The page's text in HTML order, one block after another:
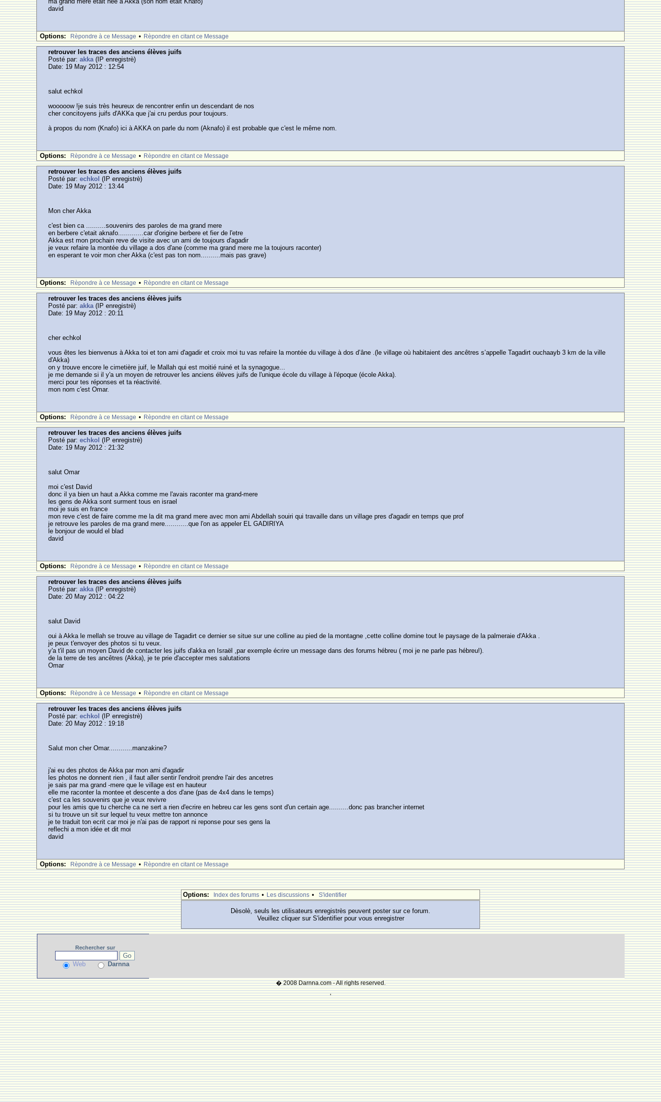
david
Options: Rèpondre à ce Message • Rèpondre en citant ce Message
retrouver les traces des anciens élèves juifs
Posté par:akka(IP enregistrè)
Date: 19 May 2012 : 12:54
salut echkol
wooooow !je suis très heureux de rencontrer enfin un descendant de nos
cher concitoyens juifs d'AKKa que j'ai cru perdus pour toujours.
à propos du nom (Knafo) ici à AKKA on parle du nom (Aknafo) il est probable que c'est le même nom.
Options: Rèpondre à ce Message • Rèpondre en citant ce Message
retrouver les traces des anciens élèves juifs
Posté par:echkol (IP enregistrè)
Date: 19 May 2012 : 13:44
Mon cher Akka
c'est bien ca ..........souvenirs des paroles de ma grand mere
en berbere c'etait aknafo.............car d'origine berbere et fier de l'etre
Akka est mon prochain reve de visite avec un ami de toujours d'agadir
je veux refaire la montée du village a dos d'ane (comme ma grand mere me la toujours raconter)
en esperant te voir mon cher Akka (c'est pas ton nom..........mais pas grave)
Options: Rèpondre à ce Message • Rèpondre en citant ce Message
retrouver les traces des anciens élèves juifs
Posté par:akka(IP enregistrè)
Date: 19 May 2012 : 20:11
cher echkol
vous êtes les bienvenus à Akka toi et ton ami d'agadir et croix moi tu vas refaire la montée du village à dos d’âne .(le village où habitaient des ancêtres s’appelle Tagadirt ouchaayb 3 km de la ville
d'Akka)
on y trouve encore le cimetière juif, le Mallah qui est moitié ruiné et la synagogue...
je me demande si il y'a un moyen de retrouver les anciens élèves juifs de l'unique école du village à l'époque (école Akka).
merci pour tes réponses et ta réactivité.
mon nom c'est Omar.
Options: Rèpondre à ce Message • Rèpondre en citant ce Message
retrouver les traces des anciens élèves juifs
Posté par:echkol (IP enregistrè)
Date: 19 May 2012 : 21:32
salut Omar
moi c'est David
donc il ya bien un haut a Akka comme me l'avais raconter ma grand-mere
les gens de Akka sont surment tous en israel
moi je suis en france
mon reve c'est de faire comme me la dit ma grand mere avec mon ami Abdellah souiri qui travaille dans un village pres d'agadir en temps que prof
je retrouve les paroles de ma grand mere............que l'on as appeler EL GADIRIYA
le bonjour de would el blad
david
Options: Rèpondre à ce Message • Rèpondre en citant ce Message
retrouver les traces des anciens élèves juifs
Posté par:akka(IP enregistrè)
Date: 20 May 2012 : 04:22
salut David
oui à Akka le mellah se trouve au village de Tagadirt ce dernier se situe sur une colline au pied de la montagne ,cette colline domine tout le paysage de la palmeraie d'Akka .
je peux t'envoyer des photos si tu veux.
y'a t'il pas un moyen David de contacter les juifs d'akka en Israël ,par exemple écrire un message dans des forums hébreu ( moi je ne parle pas hébreu!).
de la terre de tes ancêtres (Akka), je te prie d'accepter mes salutations
Omar
Options: Rèpondre à ce Message • Rèpondre en citant ce Message
retrouver les traces des anciens élèves juifs
Posté par:echkol (IP enregistrè)
Date: 20 May 2012 : 19:18
Salut mon cher Omar............manzakine?
j'ai eu des photos de Akka par mon ami d'agadir
les photos ne donnent rien , il faut aller sentir l'endroit prendre l'air des ancetres
je sais par ma grand -mere que le village est en hauteur
elle me raconter la montee et descente a dos d'ane (pas de 4x4 dans le temps)
c'est ca les souvenirs que je veux revivre
pour les amis que tu cherche ca ne sert a rien d'ecrire en hebreu car les gens sont d'un certain age..........donc pas brancher internet
si tu trouve un sit sur lequel tu veux mettre ton annonce
je te traduit ton ecrit car moi je n'ai pas de rapport ni reponse pour ses gens la
reflechi a mon idée et dit moi
david
Options: Rèpondre à ce Message • Rèpondre en citant ce Message
Options: Index des forums • Les discussions • S'identifier
Dèsolè, seuls les utilisateurs enregistrès peuvent poster sur ce forum.
Veuillez cliquer sur S'identifier pour vous enregistrer
Rechercher sur
Web Darnna
� 2008 Darnna.com - All rights reserved.
'